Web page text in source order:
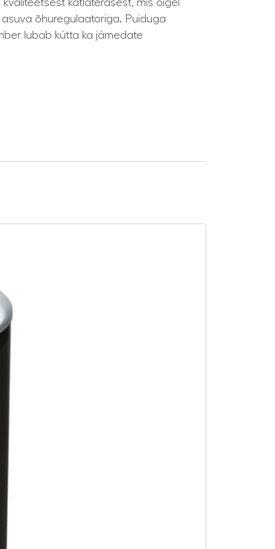
katlaterasest, mis õigel
õhuregulaatoriga. Puiduga
lubab kütta ka jämedate